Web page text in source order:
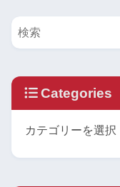
Categories